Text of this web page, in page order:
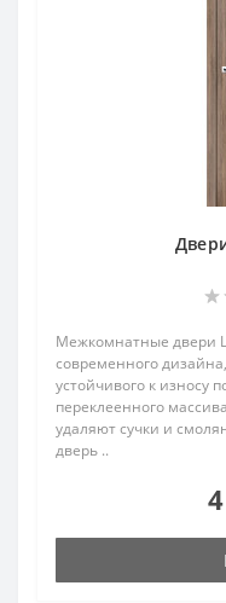
Межкомнатные двери
современного
устойчивого к износу
переклеенного
удаляют сучки и
дверь ..